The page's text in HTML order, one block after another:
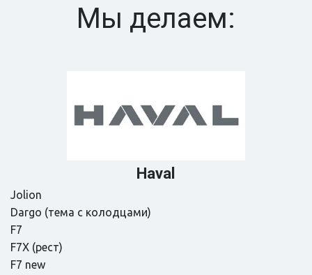
Мы делаем:
Наvаl
Jolion
Dаrgо (тема с колодцами)
F7
F7X (рест)
F7 new